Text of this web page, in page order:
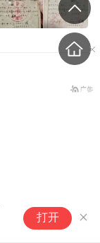
打开